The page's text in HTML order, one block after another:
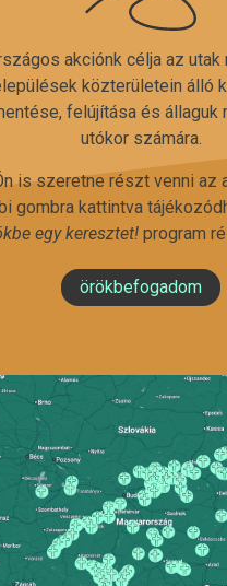
akciónk célja az utak
közterületein álló
felújítása és állaguk
utókor számára.
is szeretne részt venni az
gombra kattintva
egy keresztet!program
örökbefogadom